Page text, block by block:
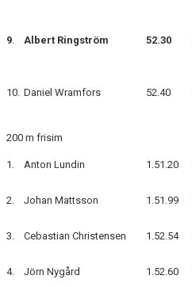
9. Albert Ringström 52.30
10. Daniel Wramfors 52.40
200 m frisim
1. Anton Lundin 1.51.20
2. Johan Mattsson 1.51.99
3. Cebastian Christensen 1.52.54
4. Jörn Nygård 1.52.60